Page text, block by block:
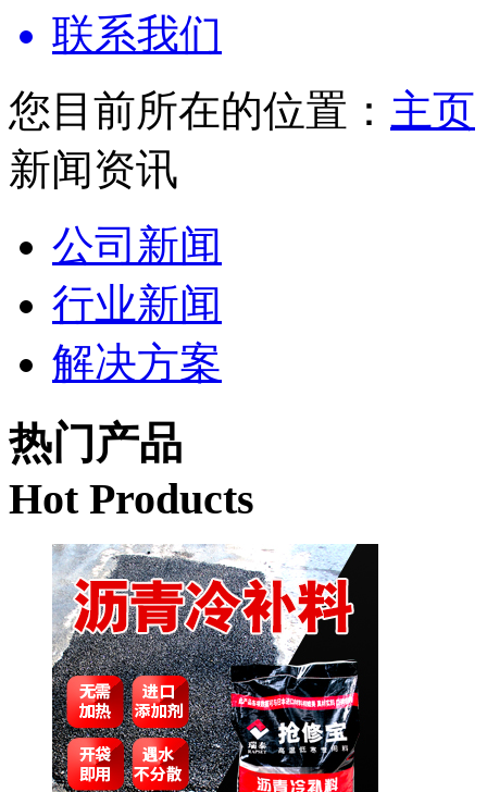
联系我们
您目前所在的位置： 主页
新闻资讯
公司新闻
行业新闻
解决方案
热门产品
Hot Products